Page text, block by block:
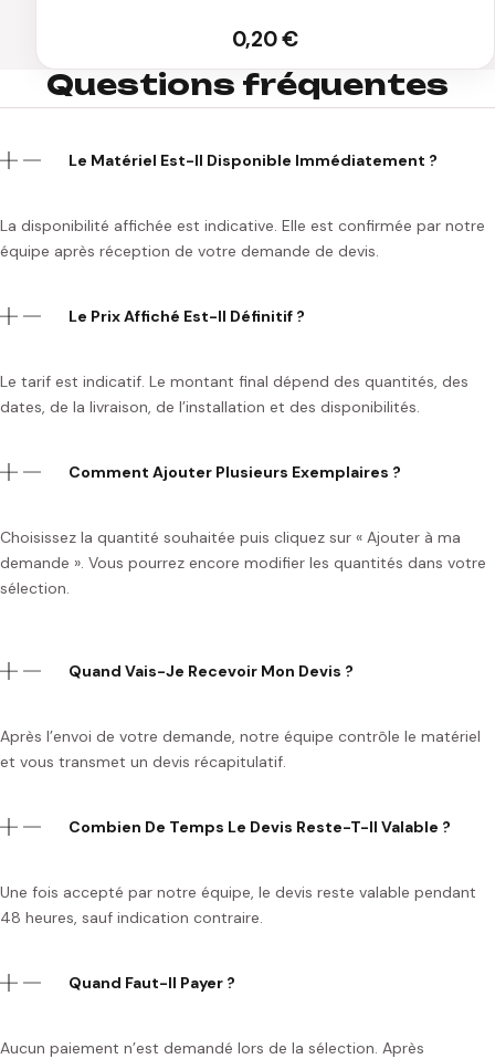
0,20€
Questions fréquentes
Le Matériel Est-Il Disponible Immédiatement ?
La disponibilité affichée est indicative. Elle est confirmée par notre
équipe après réception de votre demande de devis.
Le Prix Affiché Est-Il Définitif ?
Le tarif est indicatif. Le montant final dépend des quantités, des
dates, de la livraison, de l’installation et des disponibilités.
Comment Ajouter Plusieurs Exemplaires ?
Choisissez la quantité souhaitée puis cliquez sur « Ajouter à ma
demande ». Vous pourrez encore modifier les quantités dans votre
sélection.
Quand Vais-Je Recevoir Mon Devis ?
Après l’envoi de votre demande, notre équipe contrôle le matériel
et vous transmet un devis récapitulatif.
Combien De Temps Le Devis Reste-T-Il Valable ?
Une fois accepté par notre équipe, le devis reste valable pendant
48 heures, sauf indication contraire.
Quand Faut-Il Payer ?
Aucun paiement n’est demandé lors de la sélection. Après